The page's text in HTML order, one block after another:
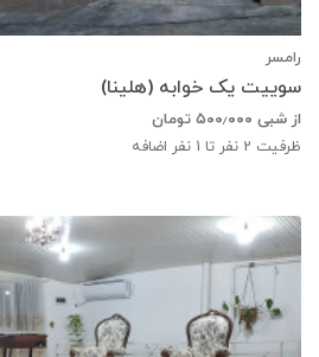
رامسر
سوییت یک خوابه (هلینا)
از شبی ۵۰۰٫۰۰۰ تومان
ظرفیت 2 نفر تا 1 نفر اضافه